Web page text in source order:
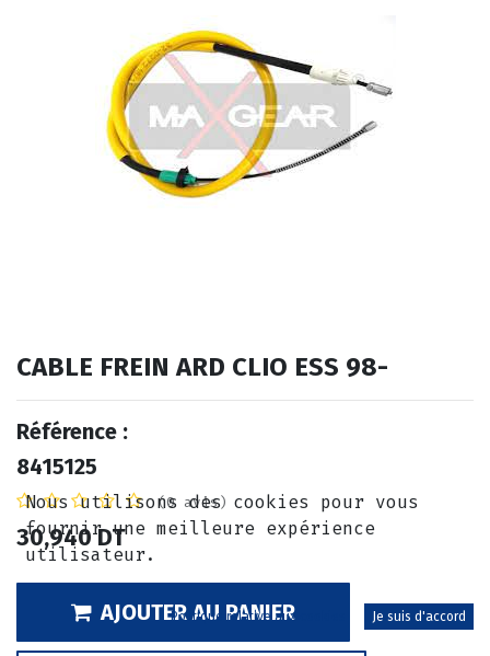
CABLE FREIN ARD CLIO ESS 98-
Référence :
8415125
(0 avis)
30,940DT
AJOUTER AU PANIER
Nous utilisons des cookies pour vous
fournir une meilleure expérience
utilisateur.
Politique relative aux cookies Je suis d'accord